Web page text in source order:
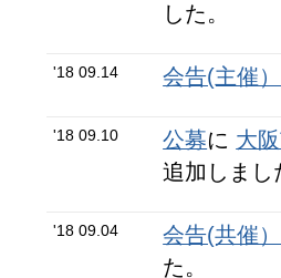
した。
'18 09.14 会告(主催）
'18 09.10 公募に 大
追加しまし
'18 09.04
会告(共催）
た。